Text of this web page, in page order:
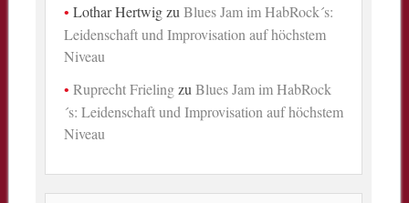
Lothar HertwigzuBlues Jam im HabRock´s:
Leidenschaft und Improvisation auf höchstem
Niveau
Ruprecht FrielingzuBlues Jam im HabRock
´s: Leidenschaft und Improvisation auf höchstem
Niveau